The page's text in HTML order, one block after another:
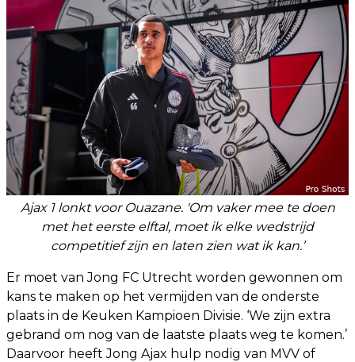
Ajax 1 lonkt voor Ouazane. 'Om vaker mee te doen
met het eerste elftal, moet ik elke wedstrijd
competitief zijn en laten zien wat ik kan.’
Er moet van Jong FC Utrecht worden gewonnen om
kans te maken op het vermijden van de onderste
plaats in de Keuken Kampioen Divisie. ‘We zijn extra
gebrand om nog van de laatste plaats weg te komen.’
Daarvoor heeft Jong Ajax hulp nodig van MVV of